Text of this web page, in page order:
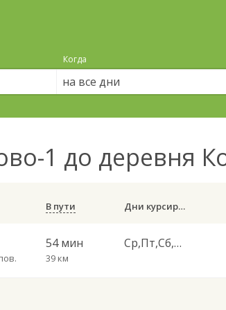
Когда
на все дни
1 до деревня
В пути Дни курсирования
54 мин
39 км
Ср,Пт,Сб,Вс